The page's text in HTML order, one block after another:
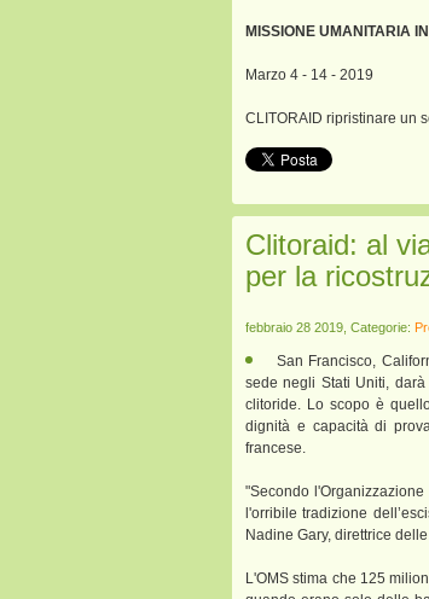
MISSIONE UMANITARIA
Marzo 4 - 14 - 2019
CLITORAID ripristinare un
Clitoraid: al
per la
febbraio 28 2019, Categorie:
San Francisco,
sede negli Stati Uniti,
clitoride. Lo scopo è
dignità e capacità di
francese.
"Secondo
l'orribile tradizione
Nadine Gary, direttrice
L'OMS stima che 125